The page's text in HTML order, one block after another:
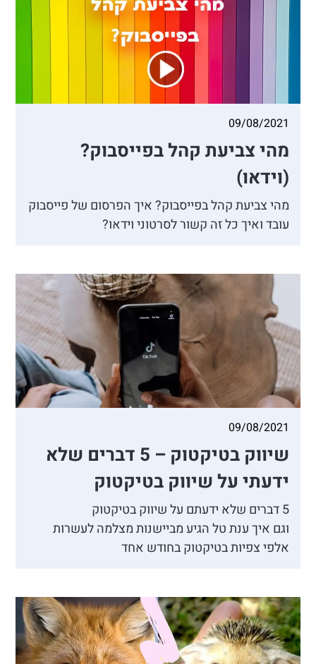
09/08/2021
מהי צביעת קהל בפייסבוק?
(וידאו)
מהי צביעת קהל בפייסבוק? איך הפרסום של פייסבוק
עובד ואיך כל זה קשור לסרטוני וידאו?
09/08/2021
שיווק בטיקטוק – 5 דברים שלא
ידעתי על שיווק בטיקטוק
5 דברים שלא ידעתם על שיווק בטיקטוק
וגם איך ענת טל הגיע מביישנות מצלמה לעשרות
אלפי צפיות בטיקטוק בחודש אחד